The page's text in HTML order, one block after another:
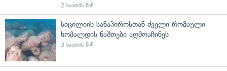
2 საათის წინ
სიცილიის სანაპიროსთან ძველი რომაული
ხომალდის ნაშთები აღმოაჩინეს
3 საათის წინ